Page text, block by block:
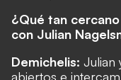
¿Qué tan
con Julian
Demichelis: Julian
abiertos e